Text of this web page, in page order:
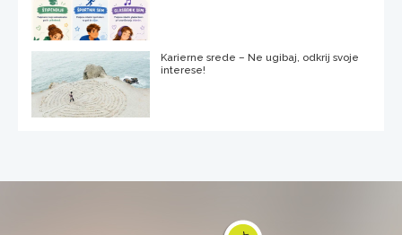
Karierne srede – Ne ugibaj, odkrij svoje
interese!